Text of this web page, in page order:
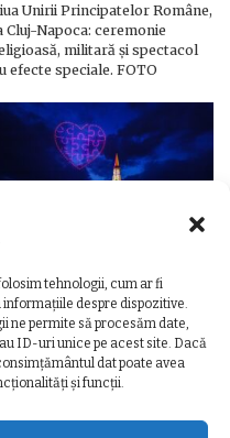
tehnologii, cum ar fi
despre dispozitive.
ne permite să procesăm date,
ID-uri unice pe acest site. Dacă
dat poate avea
și funcții.
Unirii Principatelor Române,
Cluj-Napoca: ceremonie
militară și spectacol
efecte speciale. FOTO
Unirii la Cluj-Napoca.
complet al